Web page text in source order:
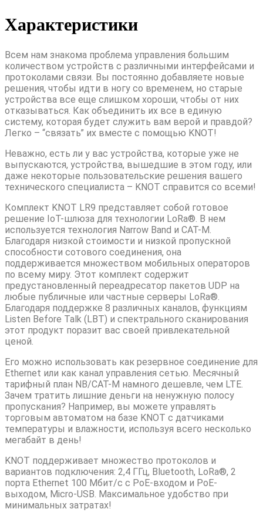
Характеристики
Всем нам знакома проблема управления большим
количеством устройств с различными интерфейсами и
протоколами связи. Вы постоянно добавляете новые
решения, чтобы идти в ногу со временем, но старые
устройства все еще слишком хороши, чтобы от них
отказываться. Как объединить их все в единую
систему, которая будет служить вам верой и правдой?
Легко – “связать” их вместе с помощью KNOT!
Неважно, есть ли у вас устройства, которые уже не
выпускаются, устройства, вышедшие в этом году, или
даже некоторые пользовательские решения вашего
технического специалиста – KNOT справится со всеми!
Комплект KNOT LR9 представляет собой готовое
решение IoT-шлюза для технологии LoRa®. В нем
используется технология Narrow Band и CAT-M.
Благодаря низкой стоимости и низкой пропускной
способности сотового соединения, она
поддерживается множеством мобильных операторов
по всему миру. Этот комплект содержит
предустановленный переадресатор пакетов UDP на
любые публичные или частные серверы LoRa®.
Благодаря поддержке 8 различных каналов, функциям
Listen Before Talk (LBT) и спектрального сканирования
этот продукт поразит вас своей привлекательной
ценой.
Его можно использовать как резервное соединение для
Ethernet или как канал управления сетью. Месячный
тарифный план NB/CAT-M намного дешевле, чем LTE.
Зачем тратить лишние деньги на ненужную полосу
пропускания? Например, вы можете управлять
торговым автоматом на базе KNOT с датчиками
температуры и влажности, используя всего несколько
мегабайт в день!
KNOT поддерживает множество протоколов и
вариантов подключения: 2,4 ГГц, Bluetooth, LoRa®, 2
порта Ethernet 100 Мбит/с с PoE-входом и PoE-
выходом, Micro-USB. Максимальное удобство при
минимальных затратах!